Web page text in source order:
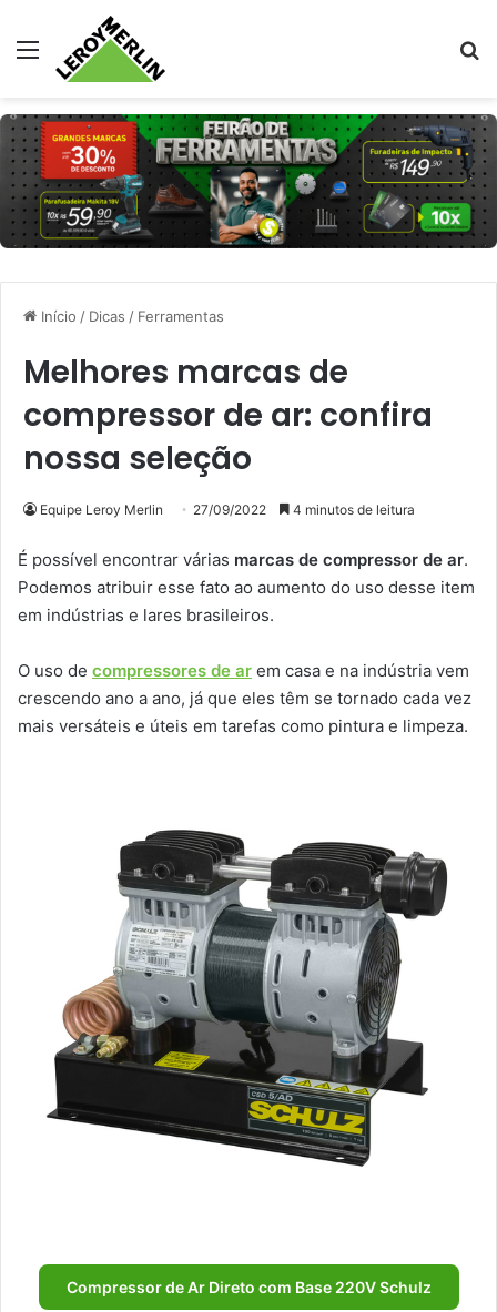
Menu
Início / Dicas / Ferramentas
Melhores marcas de
compressor de ar: confira
nossa seleção
Equipe Leroy Merlin 27/09/2022 4 minutos de leitura
É possível encontrar várias marcas de compressor de ar.
Podemos atribuir esse fato ao aumento do uso desse item
em indústrias e lares brasileiros.
O uso de compressores de ar em casa e na indústria vem
crescendo ano a ano, já que eles têm se tornado cada vez
mais versáteis e úteis em tarefas como pintura e limpeza.
Compressor de Ar Direto com Base 220V Schulz